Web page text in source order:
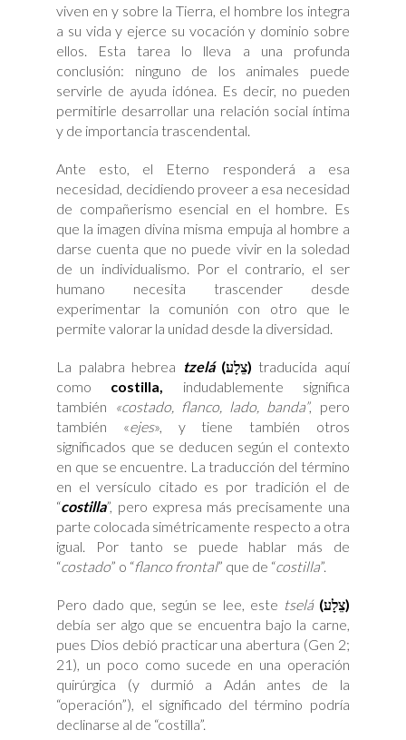
viven en y sobre la Tierra, el hombre los integra
a su vida y ejerce su vocación y dominio sobre
ellos. Esta tarea lo lleva a una profunda
conclusión: ninguno de los animales puede
servirle de ayuda idónea. Es decir, no pueden
permitirle desarrollar una relación social íntima
y de importancia trascendental.
Ante esto, el Eterno responderá a esa
necesidad, decidiendo proveer a esa necesidad
de compañerismo esencial en el hombre. Es
que la imagen divina misma empuja al hombre a
darse cuenta que no puede vivir en la soledad
de un individualismo. Por el contrario, el ser
humano necesita trascender desde
experimentar la comunión con otro que le
permite valorar la unidad desde la diversidad.
La palabra hebrea tzelá( צֵלָע) traducida aquí
como costilla, indudablemente significa
también
«costado, flanco, lado, banda”, pero
también «ejes», y tiene también otros
significados que se deducen según el contexto
en que se encuentre. La traducción del término
en el versículo citado es por tradición el de
“costilla”, pero expresa más precisamente una
parte colocada simétricamente respecto a otra
igual. Por tanto se puede hablar más de
“costado” o “flanco frontal” que de “costilla”.
Pero dado que, según se lee, este tselá(
צֵלָע)
debía ser algo que se encuentra bajo la carne,
pues Dios debió practicar una abertura (Gen 2;
21), un poco como sucede en una operación
quirúrgica (y durmió a Adán antes de la
“operación”), el significado del término podría
declinarse al de “costilla”.